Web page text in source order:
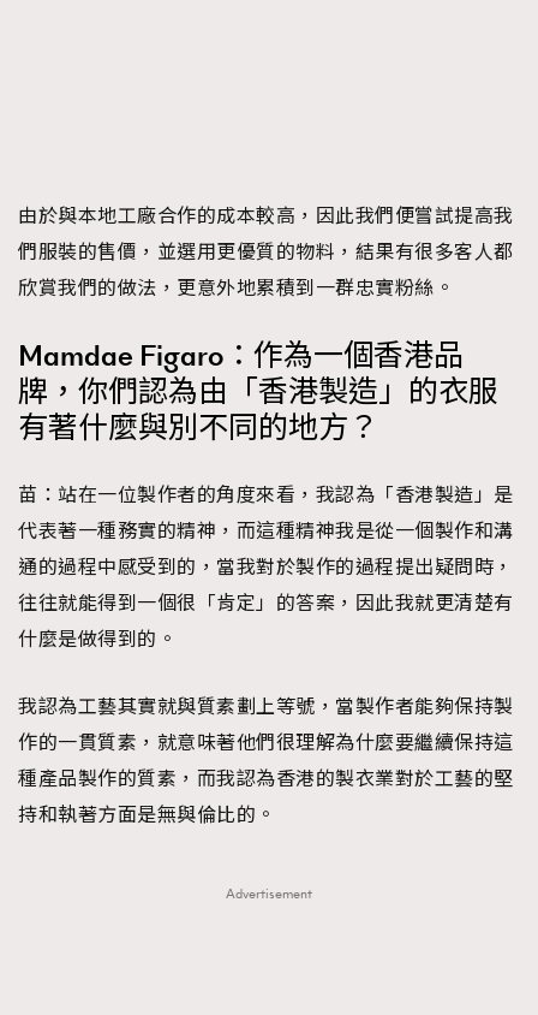
由於與本地工廠合作的成本較高，因此我們便嘗試提高我
們服裝的售價，並選用更優質的物料，結果有很多客人都
欣賞我們的做法，更意外地累積到一群忠實粉絲。
Mamdae Figaro：作為一個香港品
牌，你們認為由「香港製造」的衣服
有著什麼與別不同的地方？
苗：站在一位製作者的角度來看，我認為「香港製造」是
代表著一種務實的精神，而這種精神我是從一個製作和溝
通的過程中感受到的，當我對於製作的過程提出疑問時，
往往就能得到一個很「肯定」的答案，因此我就更清楚有
什麼是做得到的。
我認為工藝其實就與質素劃上等號，當製作者能夠保持製
作的一貫質素，就意味著他們很理解為什麼要繼續保持這
種產品製作的質素，而我認為香港的製衣業對於工藝的堅
持和執著方面是無與倫比的。
Advertisement